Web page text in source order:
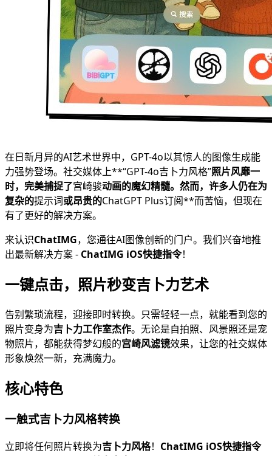
在日新月异的AI艺术世界中，GPT-4o以其惊人的图像生成能
力强势登场。社交媒体上**“GPT-4o吉卜力风格”照片风靡一
时，完美捕捉了宫崎骏动画的魔幻精髓。然而，许多人仍在为
复杂的提示词或昂贵的ChatGPT Plus订阅**而苦恼，但现在
有了更好的解决方案。
来认识ChatIMG，您通往AI图像创新的门户。我们兴奋地推
出最新解决方案 - ChatIMG iOS快捷指令！
一键点击，照片秒变吉卜力艺术
告别繁琐流程，迎接即时转换。只需轻轻一点，就能看到您的
照片变身为吉卜力工作室杰作。无论是自拍照、风景照还是宠
物照片，都能获得梦幻般的宫崎风滤镜效果，让您的社交媒体
形象焕然一新，充满魔力。
核心特色
一触式吉卜力风格转换
立即将任何照片转换为吉卜力风格！ ChatIMG iOS快捷指令